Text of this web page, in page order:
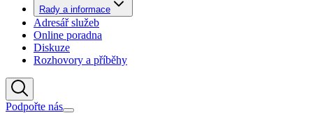
Rady a informace
Adresář služeb
Online poradna
Diskuze
Rozhovory a příběhy
Podpořte nás